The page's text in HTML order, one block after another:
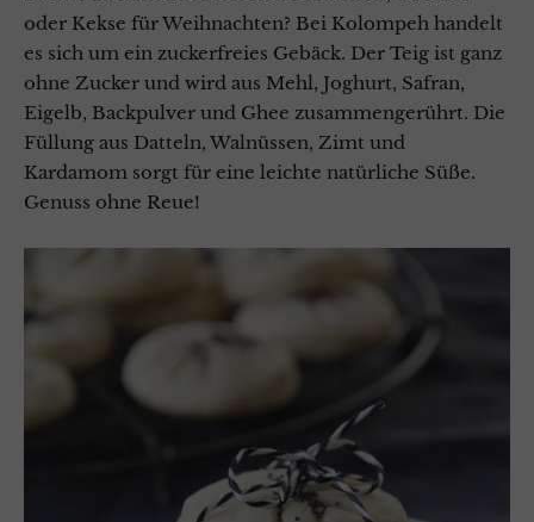
oder Kekse für Weihnachten? Bei Kolompeh handelt
es sich um ein zuckerfreies Gebäck. Der Teig ist ganz
ohne Zucker und wird aus Mehl, Joghurt, Safran,
Eigelb, Backpulver und Ghee zusammengerührt. Die
Füllung aus Datteln, Walnüssen, Zimt und
Kardamom sorgt für eine leichte natürliche Süße.
Genuss ohne Reue!